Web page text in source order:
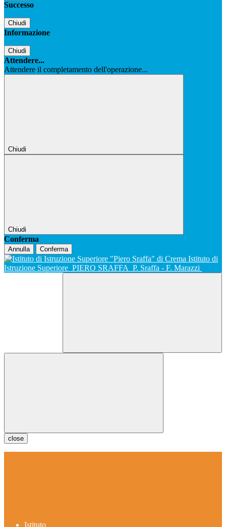
Successo
Chiudi
Informazione
Chiudi
Attendere...
Attendere il completamento dell'operazione...
Chiudi
Chiudi
Conferma
Annulla Conferma
Istituto di
Istruzione Superiore PIERO SRAFFA P. Sraffa - F. Marazzi
close
Istituto